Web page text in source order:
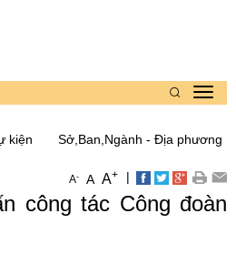
kiện Sở,Ban,Ngành - Địa phương
A- A A+ |
công tác Công đoàn